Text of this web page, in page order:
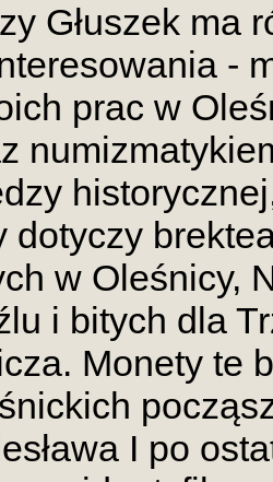
Głuszek ma
-
prac w
dotyczy
w Oleśnicy,
i bitych dla
Monety te
I po